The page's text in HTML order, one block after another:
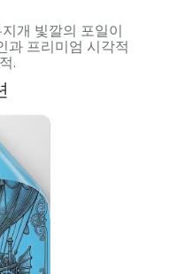
개 빛깔의 포일이
과 프리미엄 시각적
.